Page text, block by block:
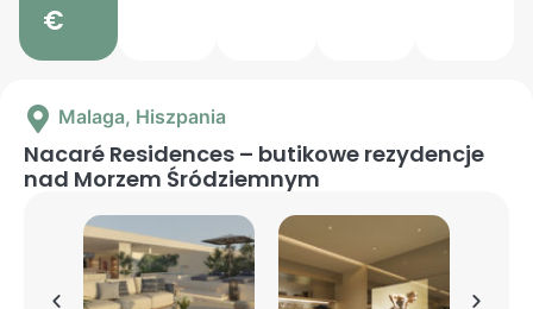
€
Malaga, Hiszpania
Nacaré Residences – butikowe rezydencje
nad Morzem Śródziemnym